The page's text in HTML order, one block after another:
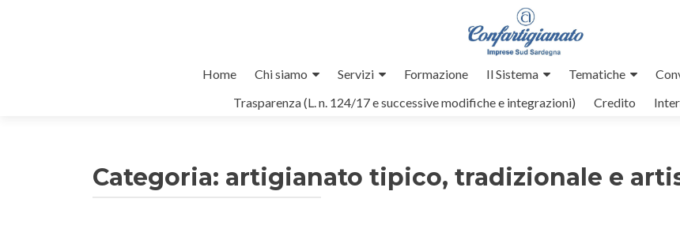
Home Chi siamo Servizi Formazione Il Sistema Tematiche
Trasparenza (L. n. 124/17 e successive modifiche e integrazioni)
Credito
Categoria: artigianato tipico, tradizionale e